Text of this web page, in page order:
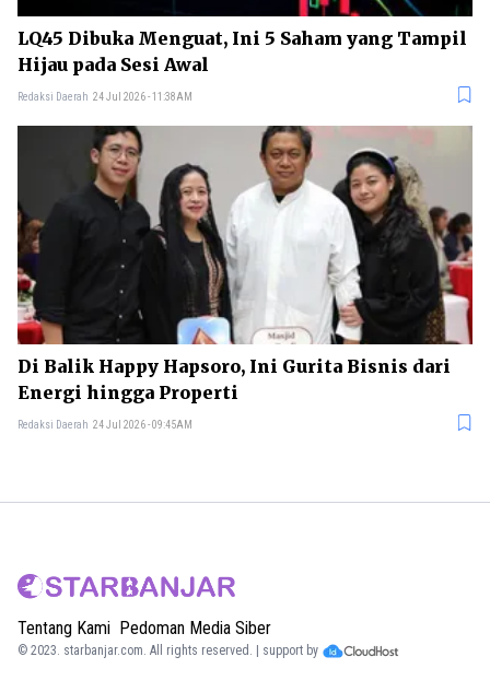
LQ45 Dibuka Menguat, Ini 5 Saham yang Tampil
Hijau pada Sesi Awal
Redaksi Daerah 24 Jul 2026 - 11:38AM
Di Balik Happy Hapsoro, Ini Gurita Bisnis dari
Energi hingga Properti
Redaksi Daerah 24 Jul 2026 - 09:45AM
Tentang Kami Pedoman Media Siber
© 2023. starbanjar.com. All rights reserved. | support by